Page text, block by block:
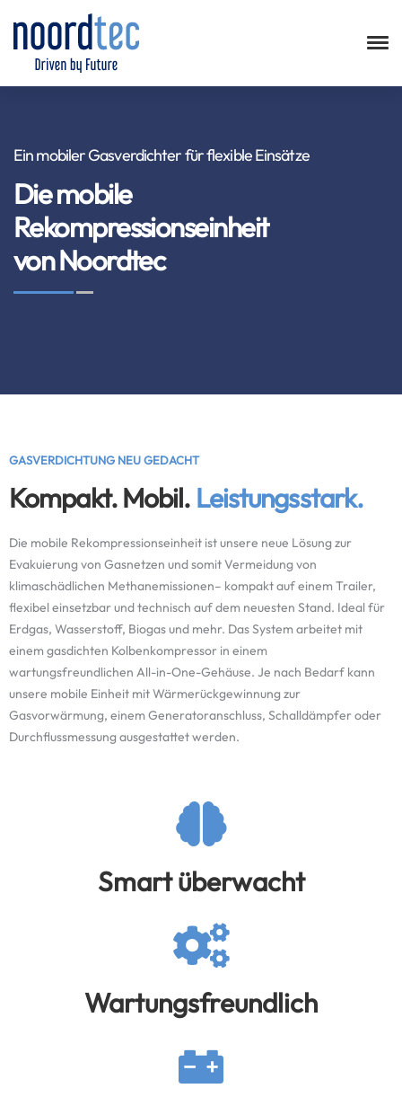
Ein mobiler Gasverdichter für flexible Einsätze
Die mobile
Rekompressionseinheit
von Noordtec
GASVERDICHTUNG NEU GEDACHT
Kompakt. Mobil. Leistungsstark.
Die mobile Rekompressionseinheit ist unsere neue Lösung zur
Evakuierung von Gasnetzen und somit Vermeidung von
klimaschädlichen Methanemissionen– kompakt auf einem Trailer,
flexibel einsetzbar und technisch auf dem neuesten Stand. Ideal für
Erdgas, Wasserstoff, Biogas und mehr. Das System arbeitet mit
einem gasdichten Kolbenkompressor in einem
wartungsfreundlichen All-in-One-Gehäuse. Je nach Bedarf kann
unsere mobile Einheit mit Wärmerückgewinnung zur
Gasvorwärmung, einem Generatoranschluss, Schalldämpfer oder
Durchflussmessung ausgestattet werden.
Smart überwacht
Wartungsfreundlich